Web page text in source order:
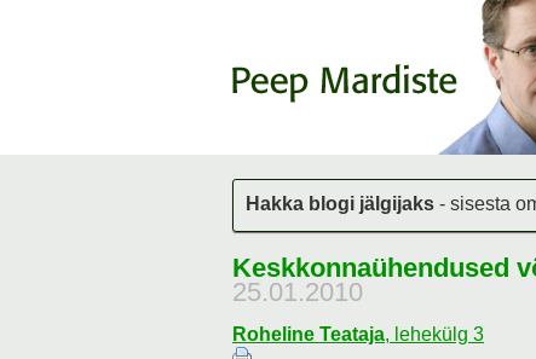
Hakka blogi jälgijaks - sisesta
Keskkonnaühendused
25.01.2010
Roheline Teataja, lehekülg 3